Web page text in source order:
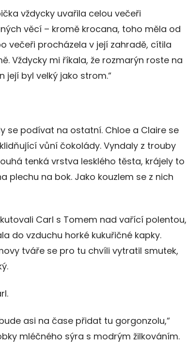
vždycky uvařila celou večeři
věcí – kromě krocana, toho měla od
večeři procházela v její zahradě, cítila
Vždycky mi říkala, že rozmarýn roste na
její byl velký jako strom.“
se podívat na ostatní. Chloe a Claire se
vůní čokolády. Vyndaly z trouby
tenká vrstva lesklého těsta, krájely to
plechu na bok. Jako kouzlem se z nich
Carl s Tomem nad vařící polentou,
do vzduchu horké kukuřičné kapky.
tváře se pro tu chvíli vytratil smutek,
asi na čase přidat tu gorgonzolu,“
mléčného sýra s modrým žilkováním.